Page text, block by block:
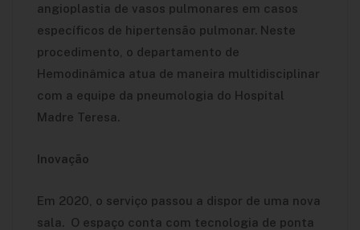
angioplastia de vasos pulmonares em casos
específicos de hipertensão pulmonar. Neste
procedimento, o departamento de
Hemodinâmica atua de maneira multidisciplinar
com a equipe da pneumologia do Hospital
Madre Teresa.
Inovação
Em 2020, o serviço passou a dispor de uma nova
sala. O espaço conta com tecnologia de ponta